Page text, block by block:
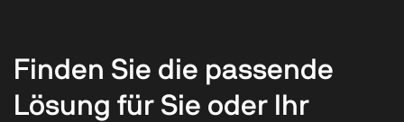
Finden Sie die passende
Lösung für Sie oder Ihr